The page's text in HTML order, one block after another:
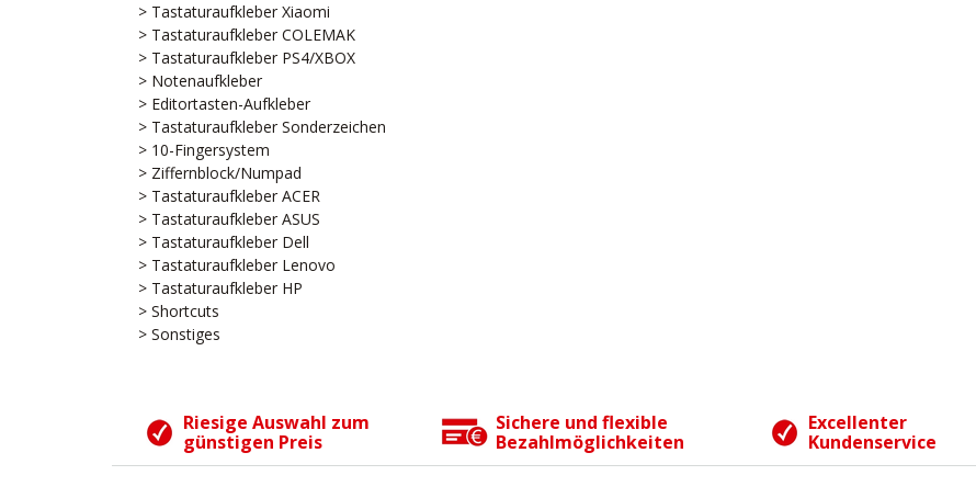
> Tastaturaufkleber Xiaomi
> Tastaturaufkleber COLEMAK
> Tastaturaufkleber PS4/XBOX
> Notenaufkleber
> Editortasten-Aufkleber
> Tastaturaufkleber Sonderzeichen
> 10-Fingersystem
> Ziffernblock/Numpad
> Tastaturaufkleber ACER
> Tastaturaufkleber ASUS
> Tastaturaufkleber Dell
> Tastaturaufkleber Lenovo
> Tastaturaufkleber HP
> Shortcuts
> Sonstiges
Riesige Auswahl zum
günstigen Preis
Sichere und flexible
Bezahlmöglichkeiten
Excellenter
Kundenservice